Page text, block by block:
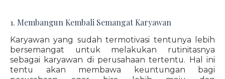
1. Membangun Kembali Semangat Karyawan
Karyawan yang sudah termotivasi tentunya lebih
bersemangat untuk melakukan rutinitasnya
sebagai karyawan di perusahaan tertentu. Hal ini
tentu akan membawa keuntungan bagi